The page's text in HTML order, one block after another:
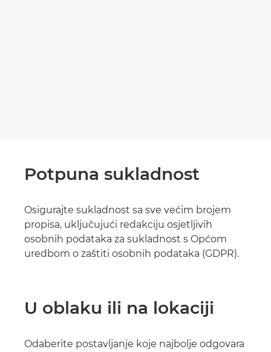
Potpuna sukladnost
Osigurajte sukladnost sa sve većim brojem
propisa, uključujući redakciju osjetljivih
osobnih podataka za sukladnost s Općom
uredbom o zaštiti osobnih podataka (GDPR).
U oblaku ili na lokaciji
Odaberite postavljanje koje najbolje odgovara